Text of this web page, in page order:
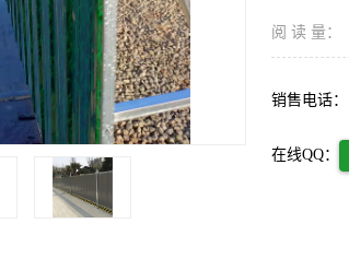
阅 读 量：
销售电话：
在线QQ：